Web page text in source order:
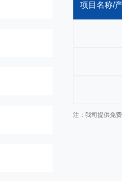
项目名称/
注：我司提供免